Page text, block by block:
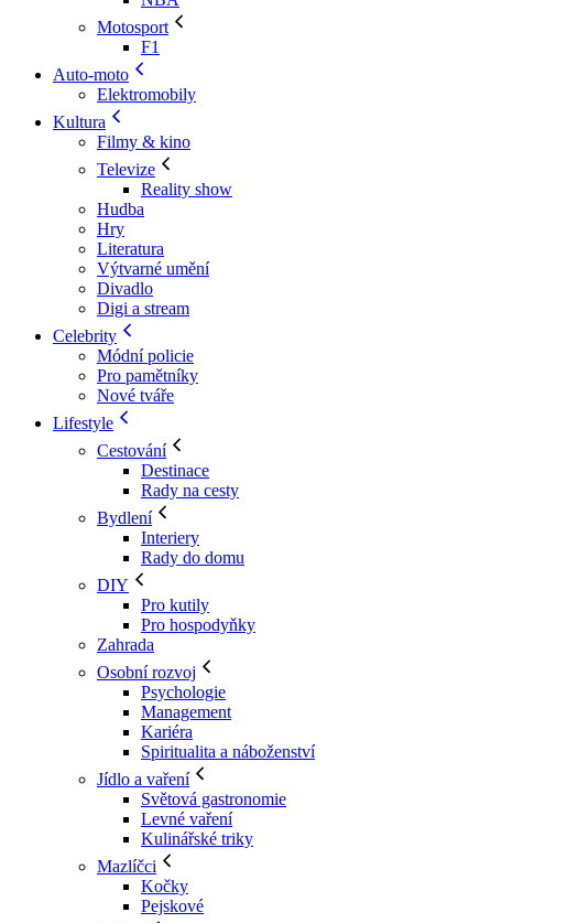
Motosport
F1
Auto-moto
Elektromobily
Kultura
Filmy & kino
Televize
Reality show
Hudba
Hry
Literatura
Výtvarné umění
Divadlo
Digi a stream
Celebrity
Módní policie
Pro pamětníky
Nové tváře
Lifestyle
Cestování
Destinace
Rady na cesty
Bydlení
Interiery
Rady do domu
DIY
Pro kutily
Pro hospodyňky
Zahrada
Osobní rozvoj
Psychologie
Management
Kariéra
Spiritualita a náboženství
Jídlo a vaření
Světová gastronomie
Levné vaření
Kulinářské triky
Mazlíčci
Kočky
Pejskové